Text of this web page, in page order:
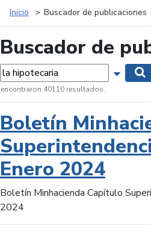
Inicio Buscador de publicaciones
Buscador de
encontraron 40110 resultados.
Boletín
Enero 2024
Boletín Minhacienda Capítulo
2024